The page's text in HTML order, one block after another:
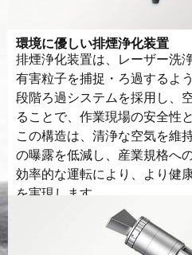
10～40℃
動作湿度 5-95%
環境に優しい排煙浄化装置
排煙浄化装置は、レーザー洗
有害粒子を捕捉・ろ過するよ
段階ろ過システムを採用し、
ることで、作業現場の安全性
この構造は、清浄な空気を維
の曝露を低減し、産業規格へ
効率的な運転により、より健
を実現します。.